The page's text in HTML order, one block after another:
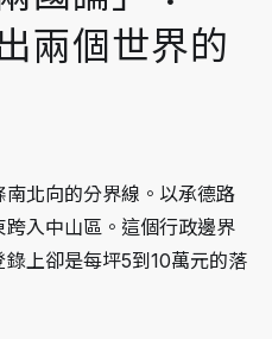
兩個世界的
北向的分界線。以承德路
入中山區。這個行政邊界
上卻是每坪5到10萬元的落